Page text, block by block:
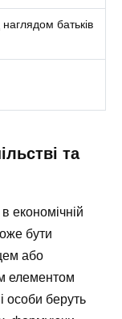
батьків
та
економічній
бути
або
елементом
особи беруть